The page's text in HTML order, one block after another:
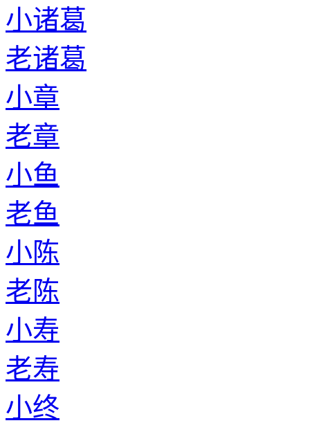
小诸葛
老诸葛
小章
老章
小鱼
老鱼
小陈
老陈
小寿
老寿
小终